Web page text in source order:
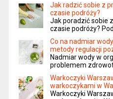
Jak radzić sobie z
czasie podróży?
Jak poradzić sobie
czasie podróży?
Co na nadmiar
metody regulacji
Nadmiar wody w
problemem
Warkoczyki
warkoczykami w
Warkoczyki